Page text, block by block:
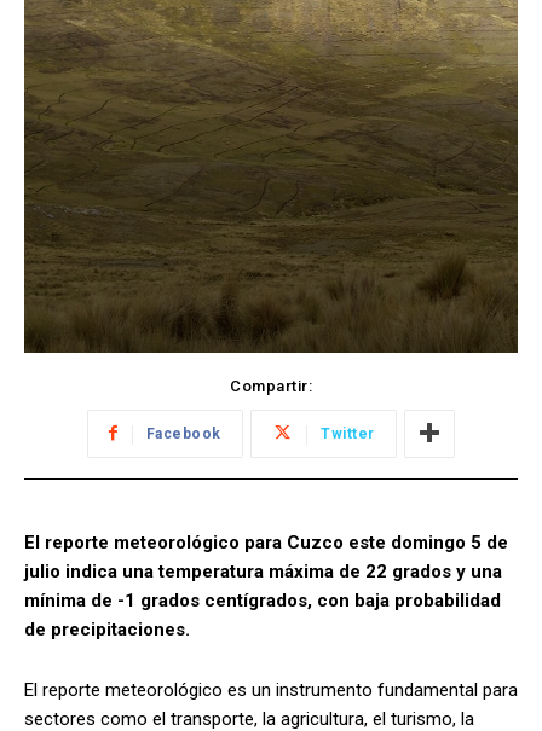
Compartir:
Facebook Twitter
El reporte meteorológico para Cuzco este domingo 5 de
julio indica una temperatura máxima de 22 grados y una
mínima de -1 grados centígrados, con baja probabilidad
de precipitaciones.
El reporte meteorológico es un instrumento fundamental para
sectores como el transporte, la agricultura, el turismo, la